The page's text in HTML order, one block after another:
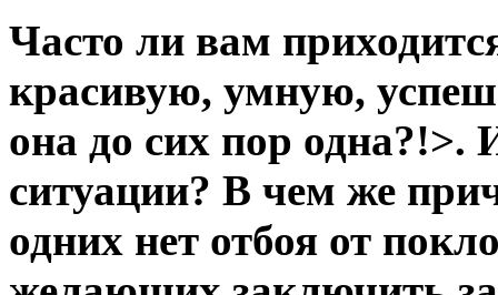
Часто ли вам
красивую, умную,
она до сих пор
ситуации? В чем же
одних нет отбоя от